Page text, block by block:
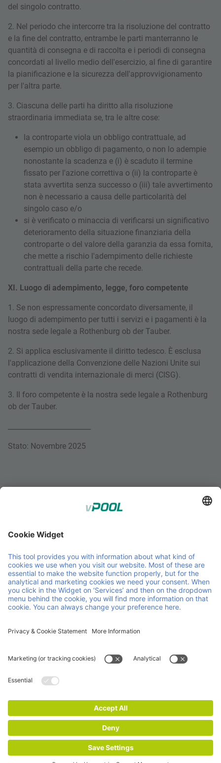
del singolo contratto.
2. Nel periodo che intercorre tra la risoluzione del contratto
e la fine del contratto, entrambe le parti manterranno le
quantità di consegna e di raccolta e i periodi di consegna
concordati al livello medio dell'esercizio, al fine di garantire
la pianificazione e la sicurezza dell'approvvigionamento
per l'altra parte.
3. Ciascuna delle parti ha diritto alla risoluzione
straordinaria immediata se, tra le altre cose:
la controparte viola un obbligo contrattuale, ad
esempio un obbligo di pagamento, o non lo adempie
nonostante la scadenza e (i) è scaduto il termine
fissato per l'azione correttiva o (ii) la controparte è
stata avvertita senza successo o (iii) tale avvertimento
non è necessario a causa delle particolarità del
singolo caso e/o
si è verificato o minaccia di verificarsi un significativo
deterioramento della situazione finanziaria della
controparte o del valore della garanzia da essa fornita,
che mette a rischio l'adempimento delle richieste
contrattuali della parte che recede.
XI. Luogo di adempimento, legge, foro competente
1. Se non espressamente concordato diversamente, il
luogo di adempimento per tutti i servizi e i pagamenti è la
nostra sede legale a Rothenburg ob der Tauber.
2. Si applica esclusivamente il diritto tedesco. È esclusa
l'applicazione della Convenzione delle Nazioni Unite sui
contratti di vendita internazionale di merci (CISG).
3. Il foro competente è la nostra sede legale a Rothenburg
ob der Tauber.
Stato: Novembre 2025
;
Member of Faber Group
Link e documenti utili
Chi siamo
Downloads
Servizi
GTC
News
ISO Certifications
© 2026 Faber Group
Informazioni
legali
Dichiarazione sulla privacy e sui cookie